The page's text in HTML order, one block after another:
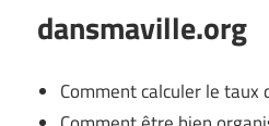
dansmaville.org
Comment calculer le taux